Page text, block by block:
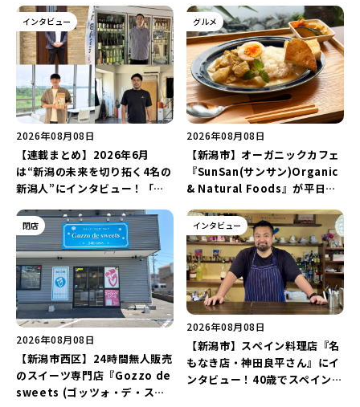
インタビュー
2026年08月08日
【連載まとめ】2026年6月
は“新潟の未来を切り拓く4名の
新潟人”にインタビュー！「学
トグラファー」など要チェック
♪
グルメ
2026年08月08日
【新潟市】オーガニックカフェ
『SunSan(サンサン)Organic
& Natural Foods』が平日ラ
「抗酸化☆レモンチキンカレ
ー」と「美容と健康を考えたプ
レートランチ」を実食レポート
♪
閉店
2026年08月08日
【新潟市西区】24時間無人販売
のスイーツ専門店『Gozzo de
sweets (ゴッツォ・デ・スイ
インタビュー
2026年08月08日
【新潟市】スペイン料理店『名
もなき店・神田良平さん』にイ
ンタビュー！40歳でスペインへ